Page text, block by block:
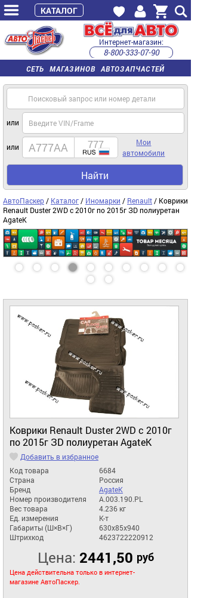
СЕТЬ МАГАЗИНОВ АВТОЗАПЧАСТЕЙ
Интернет-магазин:
8-800-333-07-90
часы работы с 9:00 до 22:00 (пн-пт)
или
или
Мои
автомобили
Найти
АвтоПаскер / Каталог / Иномарки / Renault / Коврики
Renault Duster 2WD с 2010г по 2015г ЗD полиуретан
AgateK
Коврики Renault Duster 2WD с 2010г
по 2015г ЗD полиуретан AgateK
Добавить в избранное
Код товара
6684
Страна
Россия
Бренд
AgateK
Номер производителя
A.003.190.PL
Вес товара
4.236 кг
Ед. измерения
К-т
Габариты (Ш×В×Г)
630x85x940
Штрихкод
4623722220912
Цена: 2441,50 руб
Цена действительна только в интернет-
магазине АвтоПаскер.
КАТАЛОГ